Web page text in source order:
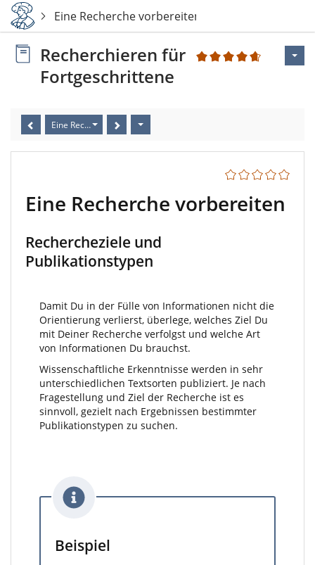
Eine Recherche vorbereiten
3
Recherchieren für
Fortgeschrittene
Eine Recherche vorbereiten
Eine Recherche vorbereiten
Rechercheziele und
Publikationstypen
Damit Du in der Fülle von Informationen nicht die
Orientierung verlierst, überlege, welches Ziel Du
mit Deiner Recherche verfolgst und welche Art
von Informationen Du brauchst.
Wissenschaftliche Erkenntnisse werden in sehr
unterschiedlichen Textsorten publiziert. Je nach
Fragestellung und Ziel der Recherche ist es
sinnvoll, gezielt nach Ergebnissen bestimmter
Publikationstypen zu suchen.
Beispiel